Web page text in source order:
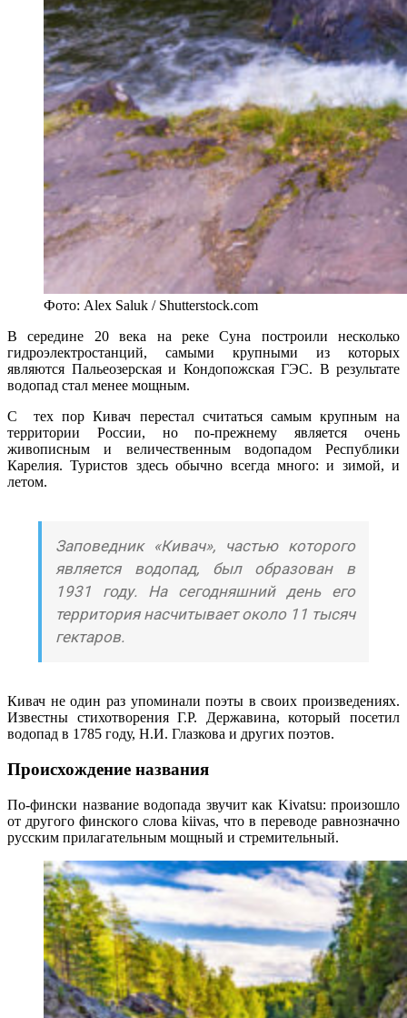
Фото: Alex Saluk / Shutterstock.com
В середине 20 века на реке Суна построили несколько
гидроэлектростанций, самыми крупными из которых
являются Пальеозерская и Кондопожская ГЭС. В результате
водопад стал менее мощным.
С тех пор Кивач перестал считаться самым крупным на
территории России, но по-прежнему является очень
живописным и величественным водопадом Республики
Карелия. Туристов здесь обычно всегда много: и зимой, и
летом.
Заповедник «Кивач», частью которого
является водопад, был образован в
1931 году. На сегодняшний день его
территория насчитывает около 11 тысяч
гектаров.
Кивач не один раз упоминали поэты в своих произведениях.
Известны стихотворения Г.Р. Державина, который посетил
водопад в 1785 году, Н.И. Глазкова и других поэтов.
Происхождение названия
По-фински название водопада звучит как Kivatsu: произошло
от другого финского слова kiivas, что в переводе равнозначно
русским прилагательным мощный и стремительный.